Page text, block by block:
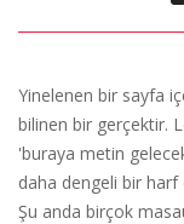
Yinelenen bir sayfa
bilinen bir gerçektir.
'buraya metin
daha dengeli bir harf
Şu anda birçok